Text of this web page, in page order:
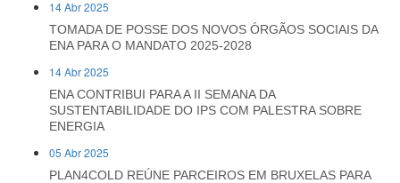
14 Abr 2025
TOMADA DE POSSE DOS NOVOS ÓRGÃOS SOCIAIS DA
ENA PARA O MANDATO 2025-2028
14 Abr 2025
ENA CONTRIBUI PARA A II SEMANA DA
SUSTENTABILIDADE DO IPS COM PALESTRA SOBRE
ENERGIA
05 Abr 2025
PLAN4COLD REÚNE PARCEIROS EM BRUXELAS PARA